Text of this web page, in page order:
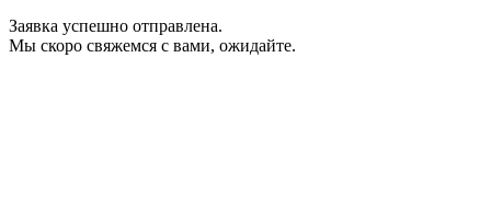
Заявка успешно отправлена.
Мы скоро свяжемся с вами, ожидайте.